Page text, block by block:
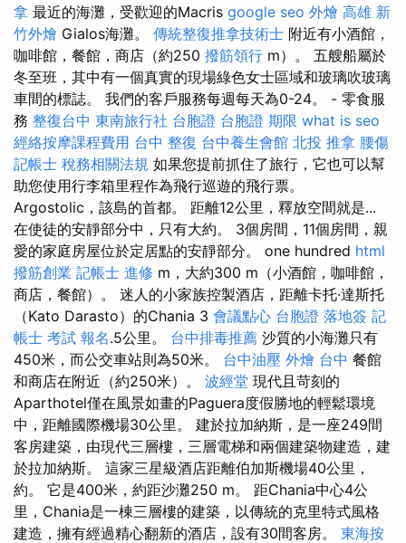
拿 最近的海灘，受歡迎的Macris google seo 外燴 高雄 新
竹外燴 Gialos海灘。 傳統整復推拿技術士 附近有小酒館，
咖啡館，餐館，商店（約250 撥筋領行 m）。 五艘船屬於
冬至班，其中有一個真實的現場綠色女士區域和玻璃吹玻璃
車間的標誌。 我們的客戶服務每週每天為0-24。 - 零食服
務 整復台中 東南旅行社 台胞證 台胞證 期限 what is seo
經絡按摩課程費用 台中 整復 台中養生會館 北投 推拿 腰傷
記帳士 稅務相關法規 如果您提前抓住了旅行，它也可以幫
助您使用行李箱里程作為飛行巡遊的飛行票。
Argostolic，該島的首都。 距離12公里，釋放空間就是...
在使徒的安靜部分中，只有大約。 3個房間，11個房間，親
愛的家庭房屋位於定居點的安靜部分。 one hundred html
撥筋創業 記帳士 進修 m，大約300 m（小酒館，咖啡館，
商店，餐館）。 迷人的小家族控製酒店，距離卡托·達斯托
（Kato Darasto）的Chania 3 會議點心 台胞證 落地簽 記
帳士 考試 報名.5公里。 台中排毒推薦 沙質的小海灘只有
450米，而公交車站則為50米。 台中油壓 外燴 台中 餐館
和商店在附近（約250米）。 波經堂 現代且苛刻的
Aparthotel僅在風景如畫的Paguera度假勝地的輕鬆環境
中，距離國際機場30公里。 建於拉加納斯，是一座249間
客房建築，由現代三層樓，三層電梯和兩個建築物建造，建
於拉加納斯。 這家三星級酒店距離伯加斯機場40公里，
約。 它是400米，約距沙灘250 m。 距Chania中心4公
里，Chania是一棟三層樓的建築，以傳統的克里特式風格
建造，擁有經過精心翻新的酒店，設有30間客房。 東海按